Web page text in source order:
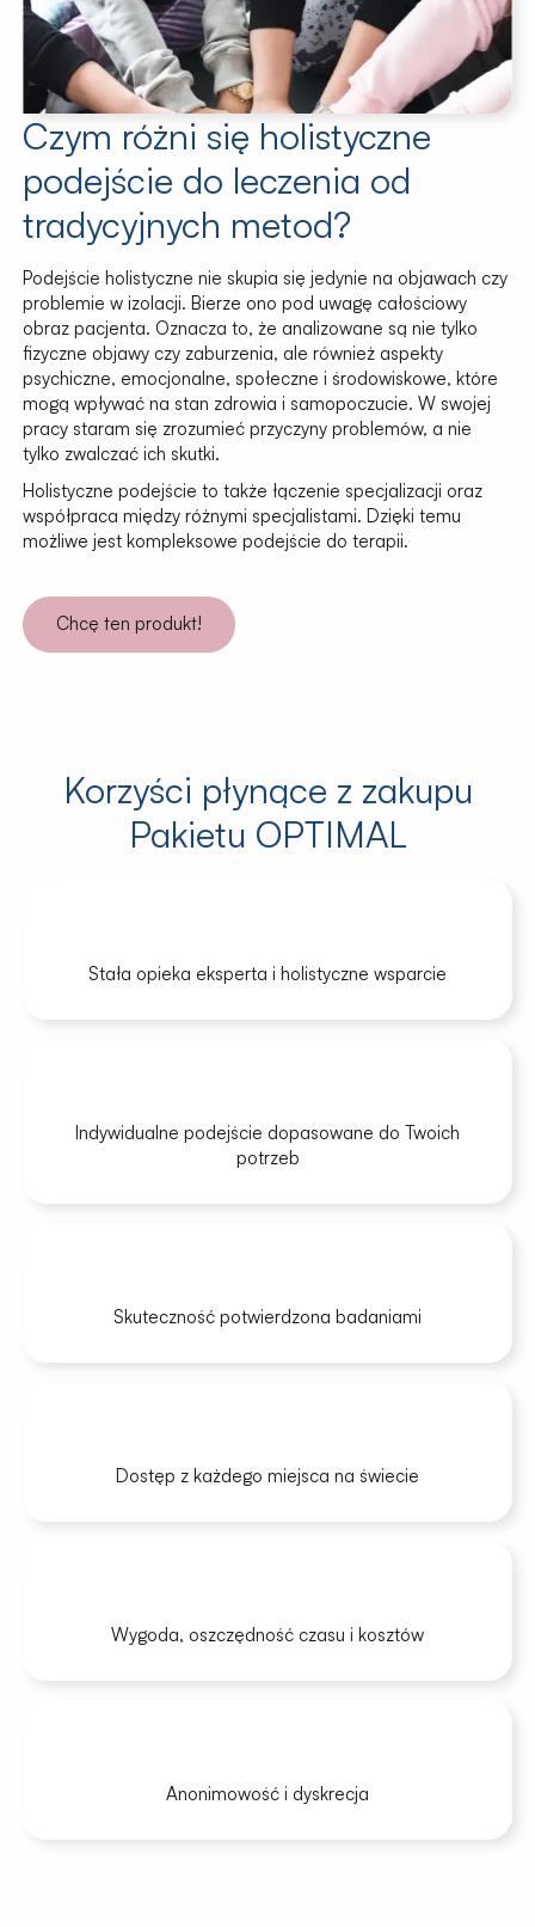
Czym różni się holistyczne
podejście do leczenia od
tradycyjnych metod?
Podejście holistyczne nie skupia się jedynie na objawach czy
problemie w izolacji. Bierze ono pod uwagę całościowy
obraz pacjenta. Oznacza to, że analizowane są nie tylko
fizyczne objawy czy zaburzenia, ale również aspekty
psychiczne, emocjonalne, społeczne i środowiskowe, które
mogą wpływać na stan zdrowia i samopoczucie. W swojej
pracy staram się zrozumieć przyczyny problemów, a nie
tylko zwalczać ich skutki.
Holistyczne podejście to także łączenie specjalizacji oraz
współpraca między różnymi specjalistami. Dzięki temu
możliwe jest kompleksowe podejście do terapii.
Chcę ten produkt!
Korzyści płynące z zakupu
Pakietu OPTIMAL
Stała opieka eksperta i holistyczne wsparcie
Indywidualne podejście dopasowane do Twoich
potrzeb
Skuteczność potwierdzona badaniami
Dostęp z każdego miejsca na świecie
Wygoda, oszczędność czasu i kosztów
Anonimowość i dyskrecja